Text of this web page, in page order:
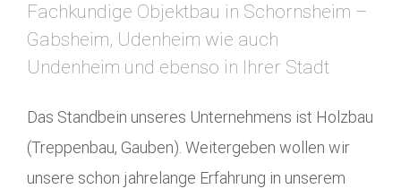
Fachkundige Objektbau in Schornsheim –
Gabsheim, Udenheim wie auch
Undenheim und ebenso in Ihrer Stadt
Das Standbein unseres Unternehmens ist Holzbau
(Treppenbau, Gauben). Weitergeben wollen wir
unsere schon jahrelange Erfahrung in unserem